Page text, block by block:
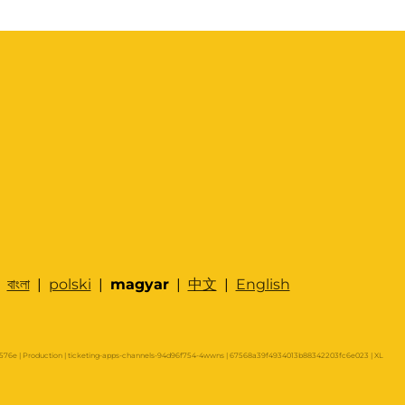
বাংলা| polski | magyar| 中文 | English
| Production | ticketing-apps-channels-94d96f754-4wwns | 67568a39f4934013b88342203fc6e023 | XL